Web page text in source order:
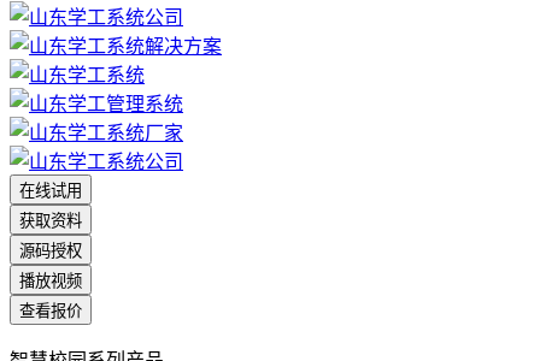
在线试用
获取资料
源码授权
播放视频
查看报价